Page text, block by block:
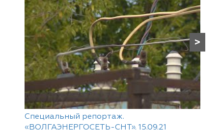
Специальный репортаж.
«ВОЛГАЭНЕРГОСЕТЬ-СНТ». 15.09.21
>